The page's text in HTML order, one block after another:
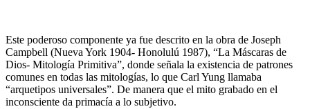
Este poderoso componente ya fue descrito en la obra de Joseph
Campbell (Nueva York 1904- Honolulú 1987), “La Máscaras de
Dios- Mitología Primitiva”, donde señala la existencia de patrones
comunes en todas las mitologías, lo que Carl Yung llamaba
“arquetipos universales”. De manera que el mito grabado en el
inconsciente da primacía a lo subjetivo.